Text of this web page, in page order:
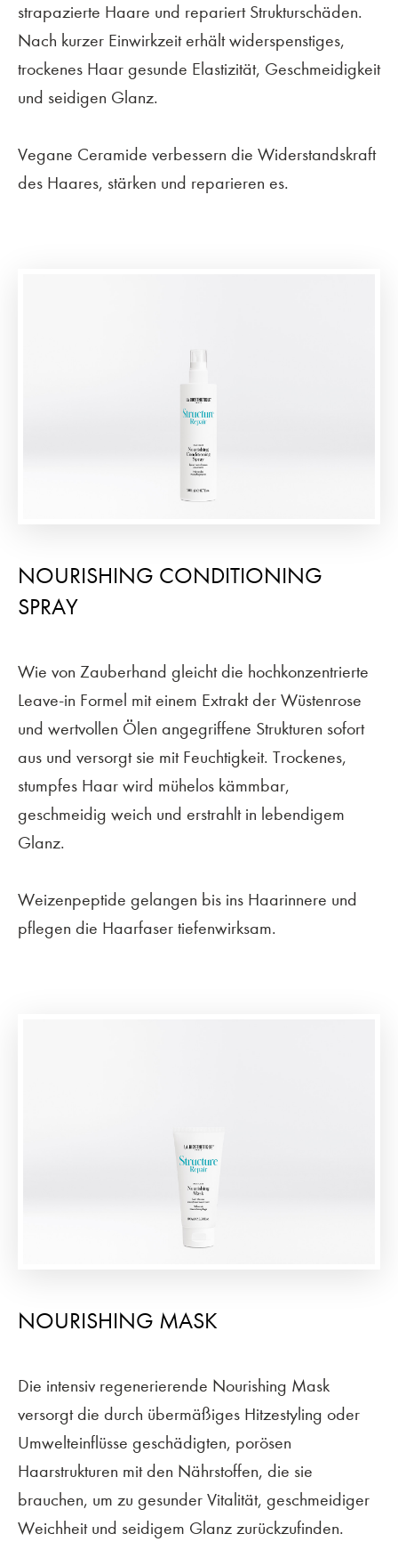
strapazierte Haare und repariert Strukturschäden.
Nach kurzer Einwirkzeit erhält widerspenstiges,
trockenes Haar gesunde Elastizität, Geschmeidigkeit
und seidigen Glanz.
Vegane Ceramide verbessern die Widerstandskraft
des Haares, stärken und reparieren es.
NOURISHING CONDITIONING
SPRAY
Wie von Zauberhand gleicht die hochkonzentrierte
Leave-in Formel mit einem Extrakt der Wüstenrose
und wertvollen Ölen angegriffene Strukturen sofort
aus und versorgt sie mit Feuchtigkeit. Trockenes,
stumpfes Haar wird mühelos kämmbar,
geschmeidig weich und erstrahlt in lebendigem
Glanz.
Weizenpeptide gelangen bis ins Haarinnere und
pflegen die Haarfaser tiefenwirksam.
NOURISHING MASK
Die intensiv regenerierende Nourishing Mask
versorgt die durch übermäßiges Hitzestyling oder
Umwelteinflüsse geschädigten, porösen
Haarstrukturen mit den Nährstoffen, die sie
brauchen, um zu gesunder Vitalität, geschmeidiger
Weichheit und seidigem Glanz zurückzufinden.